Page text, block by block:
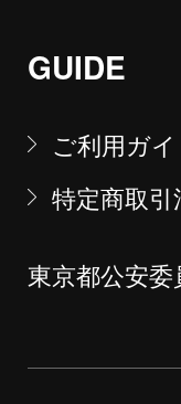
GUIDE
ご利用ガイ
特定商取
東京都公安